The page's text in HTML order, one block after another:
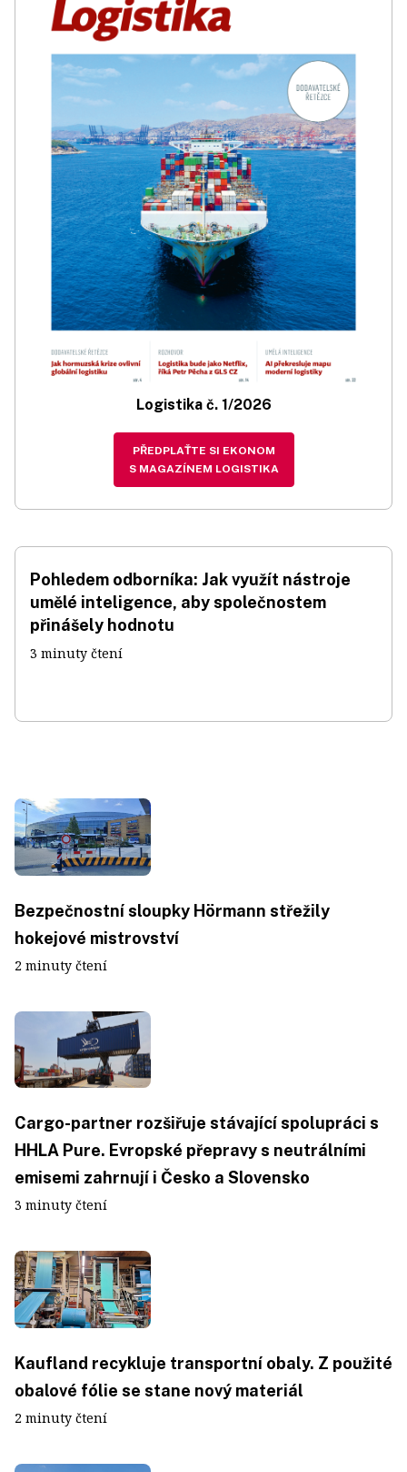
Logistika č. 1/2026
PŘEDPLAŤTE SI EKONOM
S MAGAZÍNEM LOGISTIKA
Pohledem odborníka: Jak využít nástroje
umělé inteligence, aby společnostem
přinášely hodnotu
3 minuty čtení
Bezpečnostní sloupky Hörmann střežily
hokejové mistrovství
2 minuty čtení
Cargo-partner rozšiřuje stávající spolupráci s
HHLA Pure. Evropské přepravy s neutrálními
emisemi zahrnují i Česko a Slovensko
3 minuty čtení
Kaufland recykluje transportní obaly. Z použité
obalové fólie se stane nový materiál
2 minuty čtení